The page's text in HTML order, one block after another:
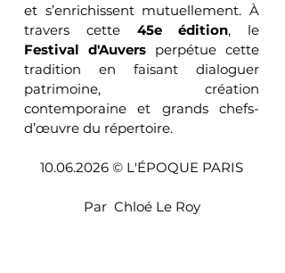
et s’enrichissent mutuellement. À
travers cette 45e édition
Festival d'Auvers perpétue cette
tradition en faisant dialoguer
patrimoine, création
contemporaine et grands chefs-
d’œuvre du répertoire.
10.06.2026 © L'ÉPOQUE PARIS
Par  Chloé Le Roy